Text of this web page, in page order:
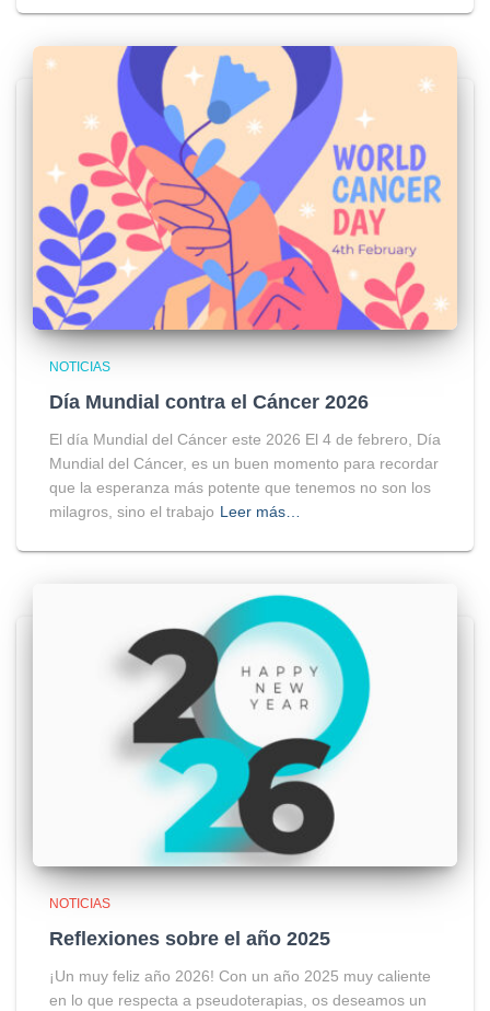
NOTICIAS
Día Mundial contra el Cáncer 2026
El día Mundial del Cáncer este 2026 El 4 de febrero, Día
Mundial del Cáncer, es un buen momento para recordar
que la esperanza más potente que tenemos no son los
milagros, sino el trabajo Leer más…
NOTICIAS
Reflexiones sobre el año 2025
¡Un muy feliz año 2026! Con un año 2025 muy caliente
en lo que respecta a pseudoterapias, os deseamos un